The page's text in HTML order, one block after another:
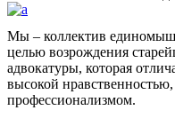
Мы – коллектив
целью возрождения
адвокатуры, которая
высокой
профессионализмом.